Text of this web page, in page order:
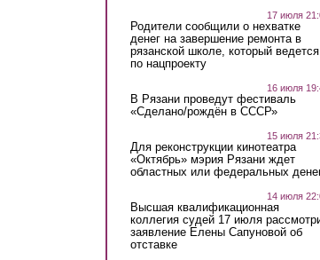
17 июля
Родители сообщили о нехватке
денег на завершение ремонта в
рязанской школе, который ведется
по нацпроекту
16 июля
В Рязани проведут фестиваль
«Сделано/рождён в СССР»
15 июля
Для реконструкции кинотеатра
«Октябрь» мэрия Рязани ждет
областных или федеральных
14 июля
Высшая квалификационная
коллегия судей 17 июля
заявление Елены Сапуновой об
отставке